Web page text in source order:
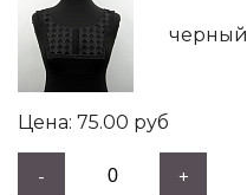
черный
75.00 руб
- +